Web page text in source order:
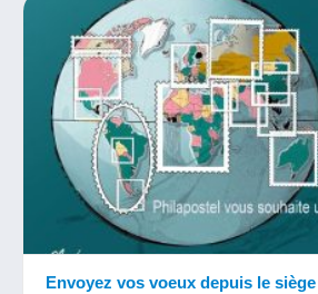
Envoyez vos voeux depuis le siège